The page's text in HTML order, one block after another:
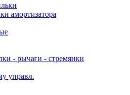
амортизатора
- рычаги - стремянки
управл.